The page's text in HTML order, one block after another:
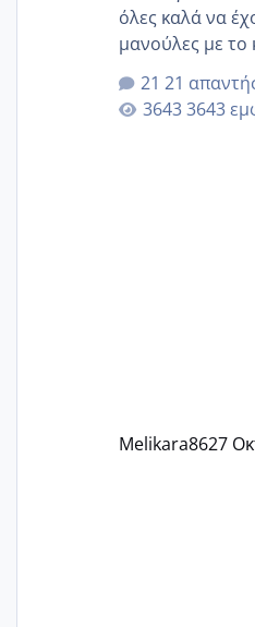
όλες καλά να
μανούλες με
αυτές που ήδη
γερα μωράκια
🙏🏼🙏🏼 Ας πάμε λοιπόν στο θέμα μου.
21
3643
Melikara8627